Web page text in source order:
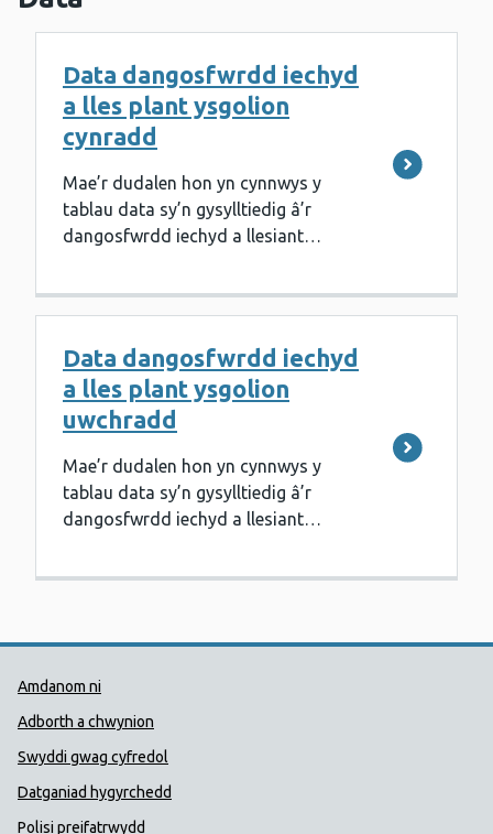
Data dangosfwrdd iechyd
a lles plant ysgolion
cynradd
Mae’r dudalen hon yn cynnwys y
tablau data sy’n gysylltiedig â’r
dangosfwrdd iechyd a llesiant…
Data dangosfwrdd iechyd
a lles plant ysgolion
uwchradd
Mae’r dudalen hon yn cynnwys y
tablau data sy’n gysylltiedig â’r
dangosfwrdd iechyd a llesiant…
Dolenni Cymorth Iechyd
Amdanom ni
Adborth a chwynion
Swyddi gwag cyfredol
Datganiad hygyrchedd
Polisi preifatrwydd